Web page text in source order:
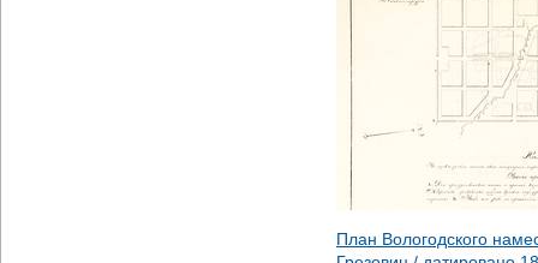
План Вологодского